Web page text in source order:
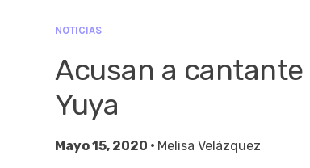
NOTICIAS
Acusan a
Yuya
Mayo 15, 2020 • Melisa Velázquez